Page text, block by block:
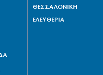
ΘΕΣΣΑΛΟΝΙΚΗ
ΕΛΕΥΘΕΡΙΑ